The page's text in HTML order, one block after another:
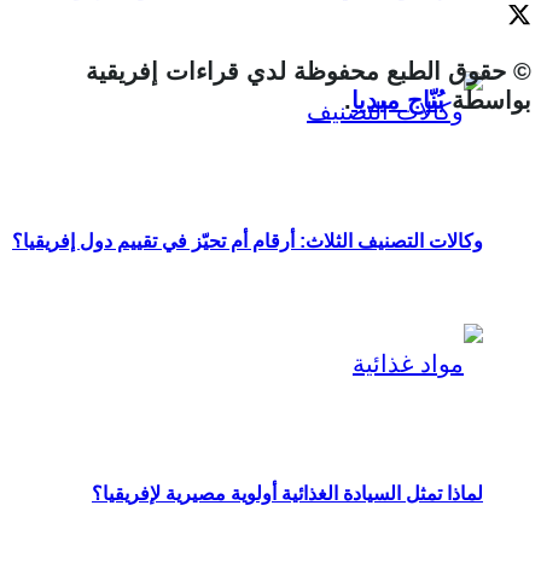
وكالات التصنيف الثلاث: أرقام أم تحيّز في تقييم دول إفريقيا؟
لماذا تمثل السيادة الغذائية أولوية مصيرية لإفريقيا؟
© حقوق الطبع محفوظة لدي قراءات إفريقية
بواسطةبُنّاج ميديا.